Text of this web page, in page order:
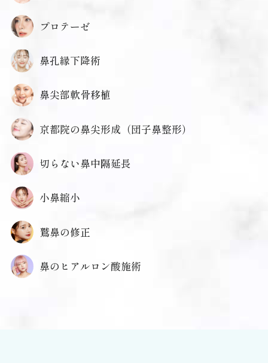
プロテーゼ
鼻孔縁下降術
鼻尖部軟骨移植
京都院の鼻尖形成（団子鼻整形）
切らない鼻中隔延長
小鼻縮小
鷲鼻の修正
鼻のヒアルロン酸施術